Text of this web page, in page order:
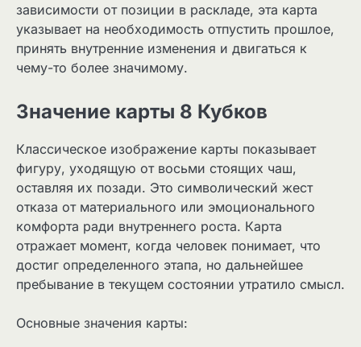
зависимости от позиции в раскладе, эта карта
указывает на необходимость отпустить прошлое,
принять внутренние изменения и двигаться к
чему-то более значимому.
Значение карты 8 Кубков
Классическое изображение карты показывает
фигуру, уходящую от восьми стоящих чаш,
оставляя их позади. Это символический жест
отказа от материального или эмоционального
комфорта ради внутреннего роста. Карта
отражает момент, когда человек понимает, что
достиг определенного этапа, но дальнейшее
пребывание в текущем состоянии утратило смысл.
Основные значения карты: